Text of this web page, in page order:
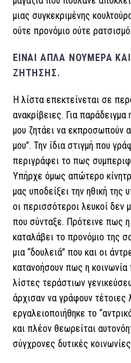
μιας συγκεκριμένης
ούτε προνόμιο ούτε
ΕΊΝΑΙ ΑΠΛΆ ΝΟΎΜΕΡΑ
ΖΉΤΗΣΗΣ.
Η λίστα επεκτείνεται σε
ανακρίβειες. Για
μου ζητάει να εκπροσωπούν
μου”. Την ίδια στιγμή που
περιγράφει το πως
Υπήρχε όμως απώτερο
μας υποδείξει την ηθική
οι περισσότεροι λευκοί δεν
που σύνταξε. Πρότεινε πως η
καταλάβει το προνόμιο της
μια “δουλειά” που και οι
κατανοήσουν πως η
λίστες τεράστιων
άρχισαν να γράφουν τέτοιες
εργαλειοποιήθηκε το
και πλέον θεωρείται
σύγχρονες δυτικές